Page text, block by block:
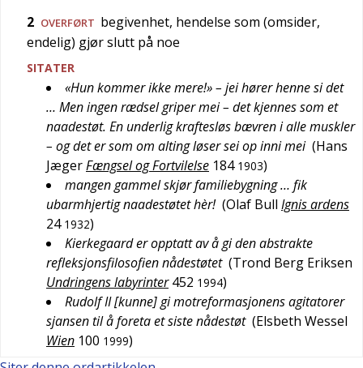
2 OVERFØRT begivenhet, hendelse som (omsider,
endelig) gjør slutt på noe
SITATER
«Hun kommer ikke mere!» – jei hører henne si det
… Men ingen rædsel griper mei – det kjennes som et
naadestøt. En underlig kraftesløs bævren i alle muskler
– og det er som om alting løser sei op inni mei (Hans
JægerFængsel og Fortvilelse 184 1903)
mangen gammel skjør familiebygning … fik
ubarmhjertig naadestøtet hèr! (Olaf Bull Ignis ardens
24 1932)
Kierkegaard er opptatt av å gi den abstrakte
refleksjonsfilosofien nådestøtet (Trond Berg Eriksen
Undringens labyrinter 452 1994)
Rudolf II [kunne] gi motreformasjonens agitatorer
sjansen til å foreta et siste nådestøt (Elsbeth Wessel
Wien 100 1999)